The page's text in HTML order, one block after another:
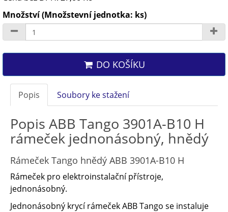
Množství (Množstevní jednotka: ks)
DO KOŠÍKU
Popis Soubory ke stažení
Popis ABB Tango 3901A-B10 H
rámeček jednonásobný, hnědý
Rámeček Tango hnědý ABB 3901A-B10 H
Rámeček pro elektroinstalační přístroje,
jednonásobný.
Jednonásobný krycí rámeček ABB Tango se instaluje